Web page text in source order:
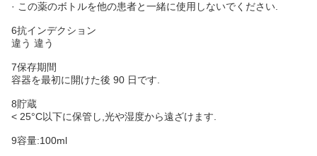
· この薬のボトルを他の患者と一緒に使用しないでください.
6抗インデクション
違う 違う
7保存期間
容器を最初に開けた後 90 日です.
8貯蔵
< 25°C以下に保管し,光や湿度から遠ざけます.
9容量:100ml